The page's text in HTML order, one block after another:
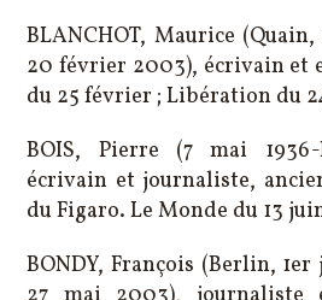
BLANCHOT, Maurice
20 février 2003), écrivain et
du 25 février ; Libération du
BOIS, Pierre (7 mai
écrivain et journaliste,
du Figaro. Le Monde du 13
BONDY, François (Berlin,